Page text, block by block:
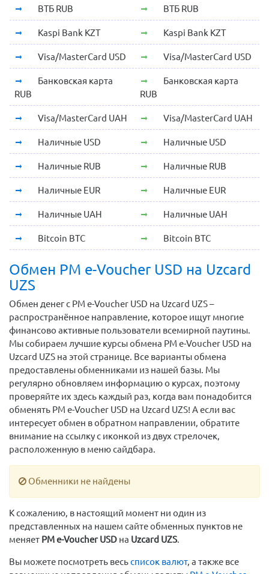
ВТБ RUB ВТБ RUB
Kaspi Bank KZT Kaspi Bank KZT
Visa/MasterCard USD Visa/MasterCard USD
Банковская карта
RUB
Банковская карта
RUB
Visa/MasterCard UAH Visa/MasterCard UAH
Наличные USD Наличные USD
Наличные RUB Наличные RUB
Наличные EUR Наличные EUR
Наличные UAH Наличные UAH
Bitcoin BTC Bitcoin BTC
Обмен PM e-Voucher USD на Uzcard
UZS
Обмен денег с PM e-Voucher USD на Uzcard UZS –
распространённое направление, которое ищут многие
финансово активные пользователи всемирной паутины.
Мы собираем лучшие курсы обмена PM e-Voucher USD на
Uzcard UZS на этой странице. Все варианты обмена
предоставлены обменниками из нашей базы. Мы
регулярно обновляем информацию о курсах, поэтому
проверяйте их здесь каждый раз, когда вам понадобится
обменять PM e-Voucher USD на Uzcard UZS! А если вас
интересует обмен в обратном направлении, обратите
внимание на ссылку с иконкой из двух стрелочек,
расположенную в меню сайдбара.
Обменники не найдены
К сожалению, в настоящий момент ни один из
представленных на нашем сайте обменных пунктов не
меняет PM e-Voucher USD на Uzcard UZS.
Вы можете посмотреть весьсписок валют, а также все